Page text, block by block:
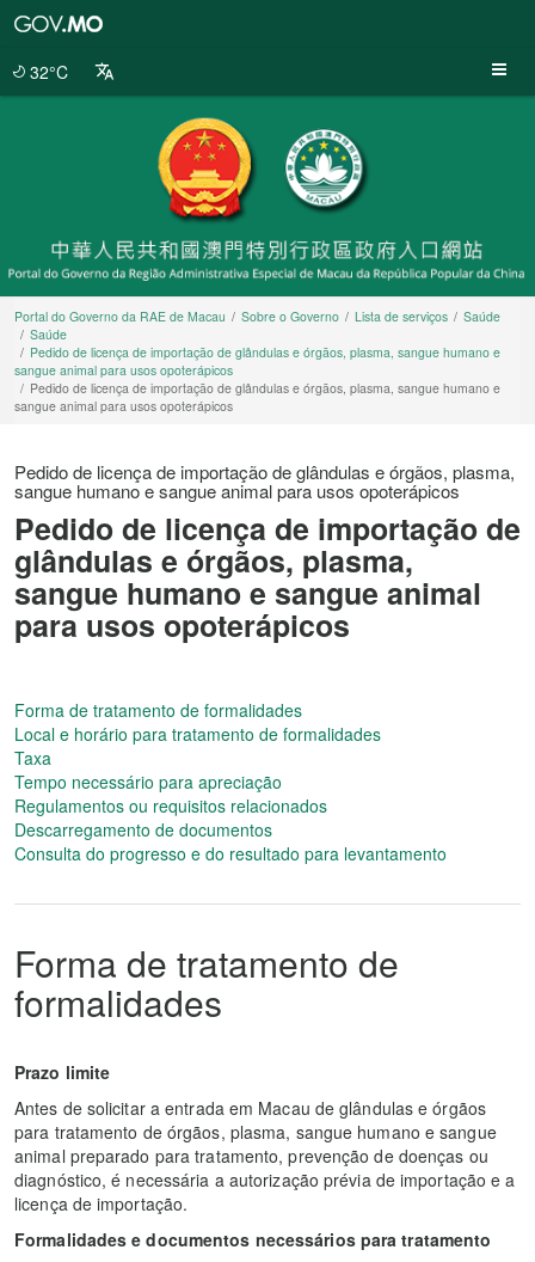
32°C
Portal do Governo da RAE de Macau Sobre o Governo Lista de serviços
Saúde
Saúde
Pedido de licença de importação de glândulas e órgãos, plasma, sangue humano e
sangue animal para usos opoterápicos
Pedido de licença de importação de glândulas e órgãos, plasma, sangue humano e
sangue animal para usos opoterápicos
Pedido de licença de importação de glândulas e órgãos, plasma,
sangue humano e sangue animal para usos opoterápicos
Pedido de licença de importação de
glândulas e órgãos, plasma,
sangue humano e sangue animal
para usos opoterápicos
Forma de tratamento de formalidades
Local e horário para tratamento de formalidades
Taxa
Tempo necessário para apreciação
Regulamentos ou requisitos relacionados
Descarregamento de documentos
Consulta do progresso e do resultado para levantamento
Forma de tratamento de
formalidades
Prazo limite
Antes de solicitar a entrada em Macau de glândulas e órgãos
para tratamento de órgãos, plasma, sangue humano e sangue
animal preparado para tratamento, prevenção de doenças ou
diagnóstico, é necessária a autorização prévia de importação e a
licença de importação.
Formalidades e documentos necessários para tratamento